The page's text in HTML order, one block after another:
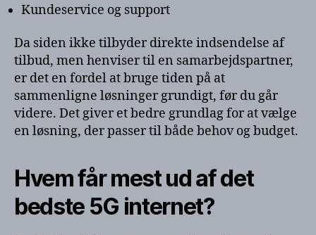
Kundeservice og support
Da siden ikke tilbyder direkte indsendelse af
tilbud, men henviser til en samarbejdspartner,
er det en fordel at bruge tiden på at
sammenligne løsninger grundigt, før du går
videre. Det giver et bedre grundlag for at vælge
en løsning, der passer til både behov og budget.
Hvem får mest ud af det
bedste 5G internet?